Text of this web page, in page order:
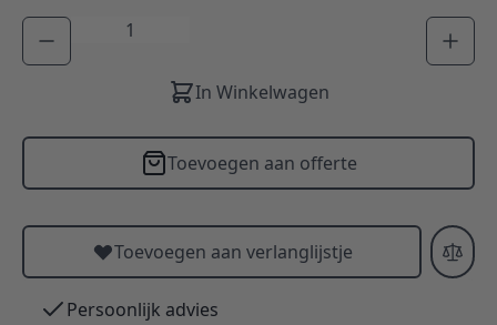
Aantal
In Winkelwagen
Toevoegen aan offerte
Toevoegen aan verlanglijstje
Persoonlijk advies